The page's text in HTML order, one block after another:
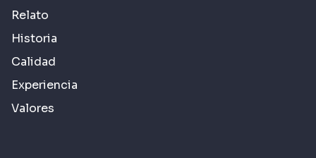
Relato
Historia
Calidad
Experiencia
Valores